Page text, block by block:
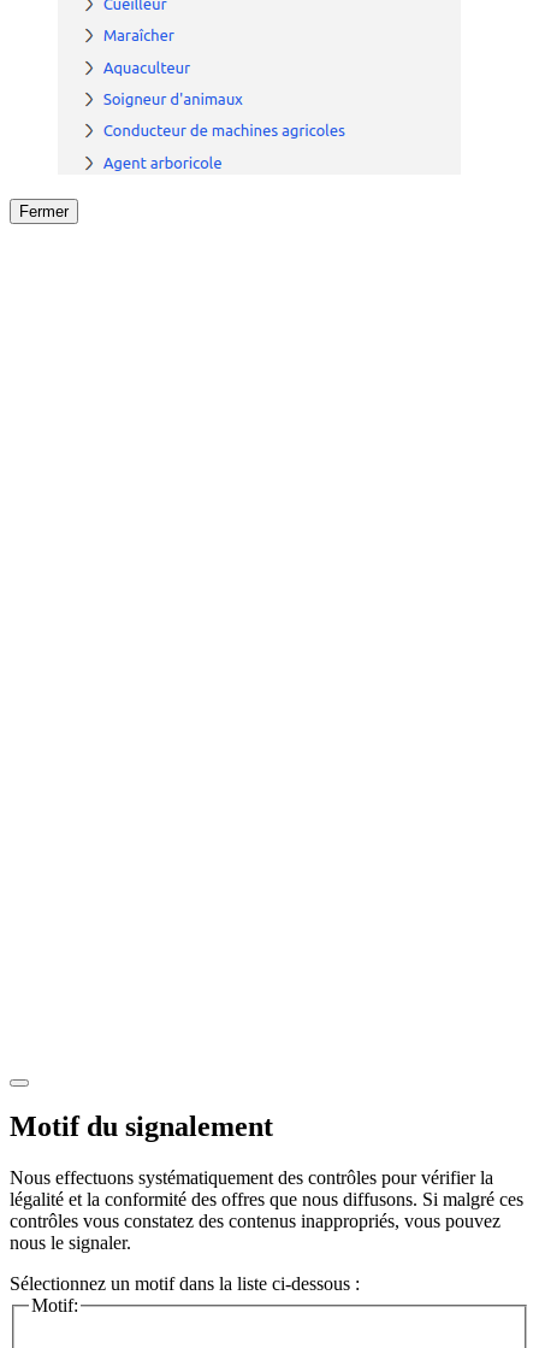
Fermer
Motif du signalement
Nous effectuons systématiquement des contrôles pour vérifier la
légalité et la conformité des offres que nous diffusons. Si malgré ces
contrôles vous constatez des contenus inappropriés, vous pouvez
nous le signaler.
Sélectionnez un motif dans la liste ci-dessous :
Motif: